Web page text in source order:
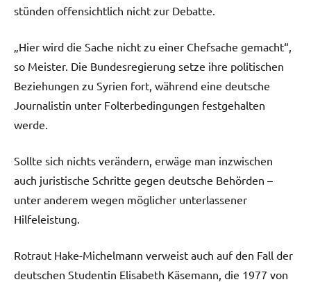
stünden offensichtlich nicht zur Debatte.
„Hier wird die Sache nicht zu einer Chefsache gemacht“,
so Meister. Die Bundesregierung setze ihre politischen
Beziehungen zu Syrien fort, während eine deutsche
Journalistin unter Folterbedingungen festgehalten
werde.
Sollte sich nichts verändern, erwäge man inzwischen
auch juristische Schritte gegen deutsche Behörden –
unter anderem wegen möglicher unterlassener
Hilfeleistung.
Rotraut Hake-Michelmann verweist auch auf den Fall der
deutschen Studentin Elisabeth Käsemann, die 1977 von